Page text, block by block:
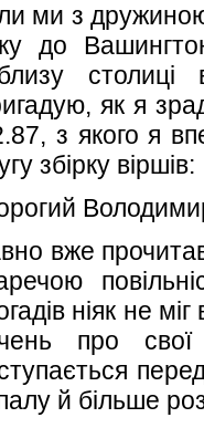
ми з дружиною
до
столиці
як я
з якого я
збірку віршів:
вже
ніяк не
про
й більше